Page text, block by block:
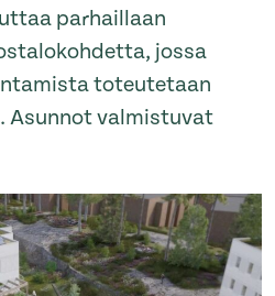
parhaillaan
jossa
toteutetaan
Asunnot valmistuvat